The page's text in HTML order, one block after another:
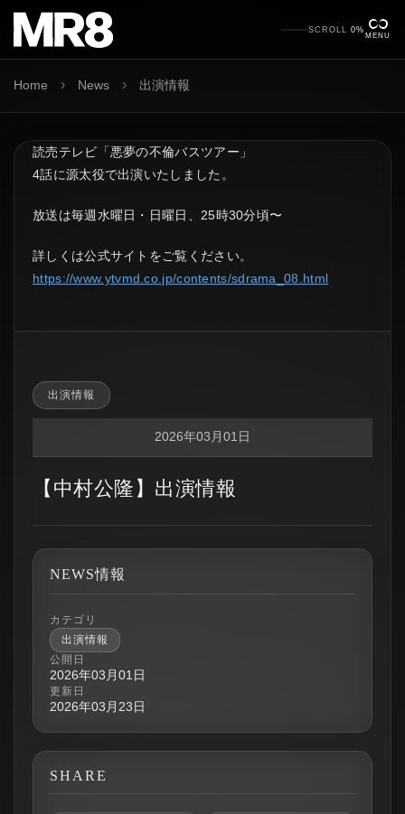
SCROLL 0%
MENU
Home › News › 出演情報
読売テレビ「悪夢の不倫バスツアー」
4話に源太役で出演いたしました。
放送は毎週水曜日・日曜日、25時30分頃〜
詳しくは公式サイトをご覧ください。
https://www.ytvmd.co.jp/contents/sdrama_08.html
出演情報
2026年03月01日
【中村公隆】出演情報
NEWS情報
カテゴリ
出演情報
公開日
2026年03月01日
更新日
2026年03月23日
SHARE